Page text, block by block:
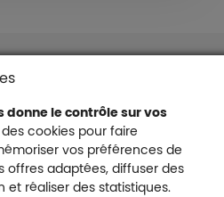
conforme
le contrôle sur vos
cookies pour faire
vos préférences de
offres adaptées, diffuser des
réaliser des statistiques.